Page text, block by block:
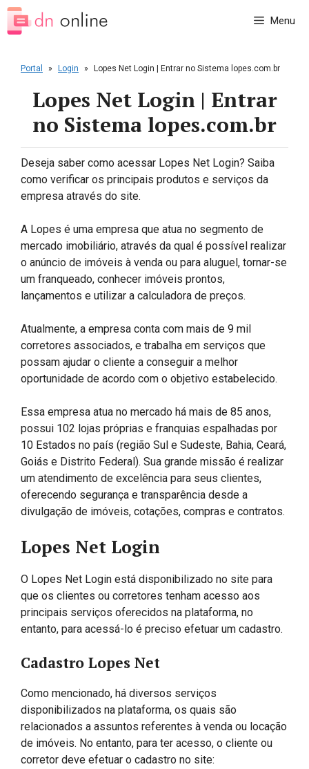
Pular
para
Menu
Portal » Login » Lopes Net Login | Entrar no Sistema lopes.com.br
Lopes Net Login | Entrar
no Sistema lopes.com.br
Deseja saber como acessar Lopes Net Login? Saiba
como verificar os principais produtos e serviços da
empresa através do site.
A Lopes é uma empresa que atua no segmento de
mercado imobiliário, através da qual é possível realizar
o anúncio de imóveis à venda ou para aluguel, tornar-se
um franqueado, conhecer imóveis prontos,
lançamentos e utilizar a calculadora de preços.
Atualmente, a empresa conta com mais de 9 mil
corretores associados, e trabalha em serviços que
possam ajudar o cliente a conseguir a melhor
oportunidade de acordo com o objetivo estabelecido.
Essa empresa atua no mercado há mais de 85 anos,
possui 102 lojas próprias e franquias espalhadas por
10 Estados no país (região Sul e Sudeste, Bahia, Ceará,
Goiás e Distrito Federal). Sua grande missão é realizar
um atendimento de excelência para seus clientes,
oferecendo segurança e transparência desde a
divulgação de imóveis, cotações, compras e contratos.
Lopes Net Login
O Lopes Net Login está disponibilizado no site para
que os clientes ou corretores tenham acesso aos
principais serviços oferecidos na plataforma, no
entanto, para acessá-lo é preciso efetuar um cadastro.
Cadastro Lopes Net
Como mencionado, há diversos serviços
disponibilizados na plataforma, os quais são
relacionados a assuntos referentes à venda ou locação
de imóveis. No entanto, para ter acesso, o cliente ou
corretor deve efetuar o cadastro no site: